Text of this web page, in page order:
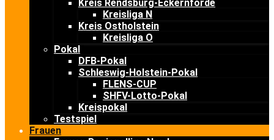
Kreis Rendsburg-Eckernförde
Kreisliga N
Kreis Ostholstein
Kreisliga O
Pokal
DFB-Pokal
Schleswig-Holstein-Pokal
FLENS-CUP
SHFV-Lotto-Pokal
Kreispokal
Testspiel
Frauen